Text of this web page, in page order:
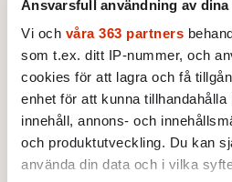
Ansvarsfull användning av
Vi och våra 363 partners
som t.ex. ditt IP-nummer, och
cookies för att lagra och få
enhet för att kunna
innehåll, annons- och
och produktutveckling. Du kan
använda din data och i vilka
alla om att vara
INRIKES
5. Vattenbristen är här – men
Av: Susanne Gäre
KRÖNIKA
6. Sakine Madon:
Efter
vänstern för Agnes Wold